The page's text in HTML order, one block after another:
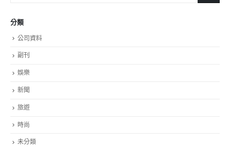
分類
公司資料
副刊
娛樂
新聞
旅遊
時尚
未分類